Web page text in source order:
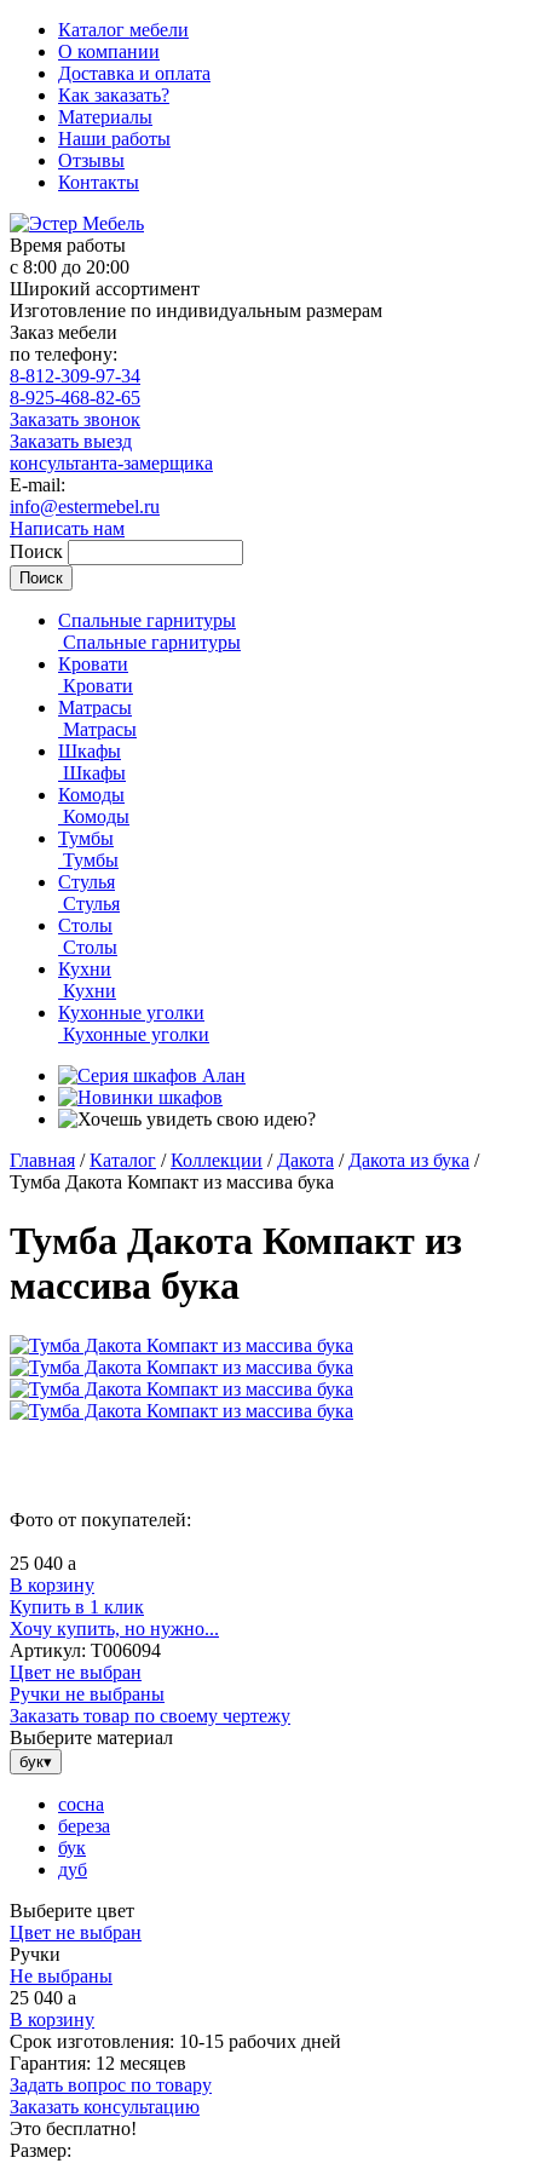
Каталог мебели
О компании
Доставка и оплата
Как заказать?
Материалы
Наши работы
Отзывы
Контакты
Время работы
с 8:00 до 20:00
Широкий ассортимент
Изготовление по индивидуальным размерам
Заказ мебели
по телефону:
8-812-309-97-34
8-925-468-82-65
Заказать звонок
Заказать выезд
консультанта-замерщика
E-mail:
info@estermebel.ru
Написать нам
Поиск
Спальные гарнитуры
Спальные гарнитуры
Кровати
Кровати
Матрасы
Матрасы
Шкафы
Шкафы
Комоды
Комоды
Тумбы
Тумбы
Стулья
Стулья
Столы
Столы
Кухни
Кухни
Кухонные уголки
Кухонные уголки
Главная / Каталог / Коллекции / Дакота / Дакота из бука /
Тумба Дакота Компакт из массива бука
Тумба Дакота Компакт из
массива бука
Фото от покупателей:
25 040 a
В корзину
Купить в 1 клик
Хочу купить, но нужно...
Артикул: Т006094
Цвет не выбран
Ручки не выбраны
Заказать товар по своему чертежу
Выберите материал
бук▾
сосна
береза
бук
дуб
Выберите цвет
Цвет не выбран
Ручки
Не выбраны
25 040 a
В корзину
Срок изготовления: 10-15 рабочих дней
Гарантия: 12 месяцев
Задать вопрос по товару
Заказать консультацию
Это бесплатно!
Размер: